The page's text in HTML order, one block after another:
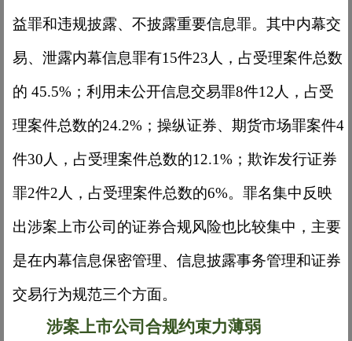
益罪和违规披露、不披露重要信息罪。其中内幕交
易、泄露内幕信息罪有15件23人，占受理案件总数
的 45.5%；利用未公开信息交易罪8件12人，占受
理案件总数的24.2%；操纵证券、期货市场罪案件4
件30人，占受理案件总数的12.1%；欺诈发行证券
罪2件2人，占受理案件总数的6%。罪名集中反映
出涉案上市公司的证券合规风险也比较集中，主要
是在内幕信息保密管理、信息披露事务管理和证券
交易行为规范三个方面。
涉案上市公司合规约束力薄弱